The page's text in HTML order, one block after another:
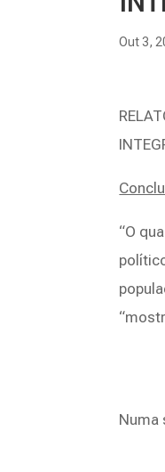
Out 3,
“O
Numa